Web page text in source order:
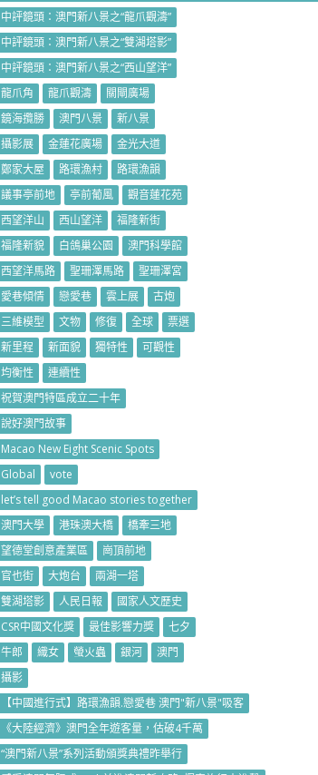
中評鏡頭：澳門新八景之“龍爪觀濤”
中評鏡頭：澳門新八景之“雙湖塔影”
中評鏡頭：澳門新八景之“西山望洋”
龍爪角
龍爪觀濤
關閘廣場
鏡海攬勝
澳門八景
新八景
攝影展
金蓮花廣場
金光大道
鄭家大屋
路環漁村
路環漁韻
議事亭前地
亭前葡風
觀音蓮花苑
西望洋山
西山望洋
福隆新街
福隆新貌
白鴿巢公園
澳門科學館
西望洋馬路
聖珊澤馬路
聖珊澤宮
愛巷傾情
戀愛巷 雲上展
古炮
三維模型
文物 修復 全球
票選
新里程
新面貌 獨特性
可觀性
均衡性
連續性
祝賀澳門特區成立二十年
說好澳門故事
Macao New Eight Scenic Spots
Global
vote
let’s tell good Macao stories together
澳門大學
港珠澳大橋
橋牽三地
望德堂創意產業區
崗頂前地
官也街
大炮台
兩湖一塔
雙湖塔影
人民日報
國家人文歷史
CSR中國文化獎
最佳影響力獎
七夕
牛郎
織女 螢火蟲 銀河
澳門
攝影
【中國進行式】路環漁韻.戀愛巷 澳門"新八景"吸客
《大陸經濟》澳門全年遊客量，估破4千萬
“澳門新八景”系列活動頒獎典禮昨舉行